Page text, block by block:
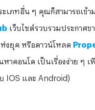
เภทอื่น ๆ คุณก็สามารถเข้า
เว็บไซต์รวบรวมประกาศข
งยุค หรือดาวน์โหลด
หาคอนโด เป็นเรื่องง่าย ๆ
IOS และ Android)